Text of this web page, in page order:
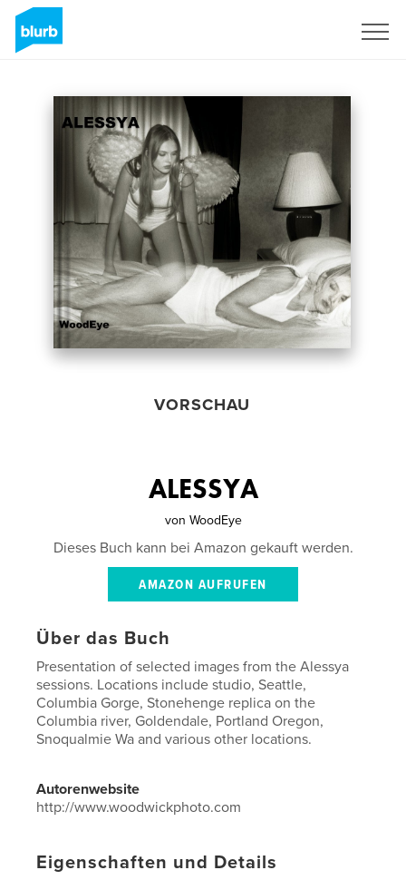
VORSCHAU
ALESSYA
von WoodEye
Dieses Buch kann bei Amazon gekauft werden.
AMAZON AUFRUFEN
Über das Buch
Presentation of selected images from the Alessya
sessions. Locations include studio, Seattle,
Columbia Gorge, Stonehenge replica on the
Columbia river, Goldendale, Portland Oregon,
Snoqualmie Wa and various other locations.
Autorenwebsite
http://www.woodwickphoto.com
Eigenschaften und Details